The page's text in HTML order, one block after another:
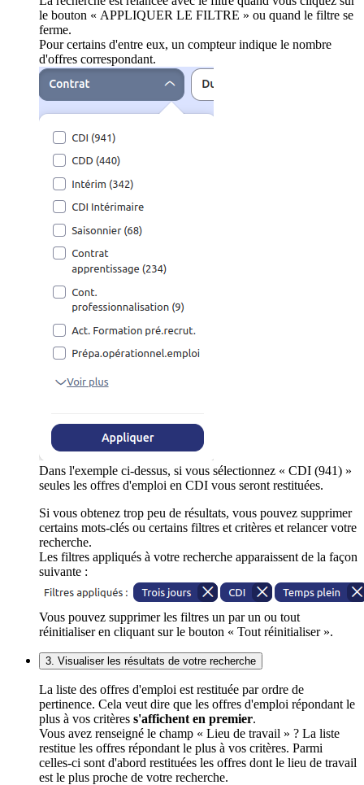
le bouton « APPLIQUER LE FILTRE » ou quand le filtre se
ferme.
Pour certains d'entre eux, un compteur indique le nombre
d'offres correspondant.
Dans l'exemple ci-dessus, si vous sélectionnez « CDI (941) »
seules les offres d'emploi en CDI vous seront restituées.
Si vous obtenez trop peu de résultats, vous pouvez supprimer
certains mots-clés ou certains filtres et critères et relancer votre
recherche.
Les filtres appliqués à votre recherche apparaissent de la façon
suivante :
Vous pouvez supprimer les filtres un par un ou tout
réinitialiser en cliquant sur le bouton « Tout réinitialiser ».
3. Visualiser les résultats de votre recherche
La liste des offres d'emploi est restituée par ordre de
pertinence. Cela veut dire que les offres d'emploi répondant le
plus à vos critères s'affichent en premier.
Vous avez renseigné le champ « Lieu de travail » ? La liste
restitue les offres répondant le plus à vos critères. Parmi
celles-ci sont d'abord restituées les offres dont le lieu de travail
est le plus proche de votre recherche.